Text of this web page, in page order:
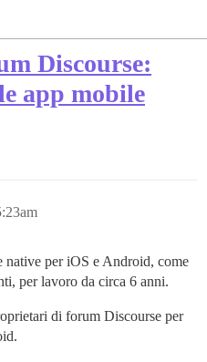
Discourse:
app mobile
native per iOS e Android, come
per lavoro da circa 6 anni.
di forum Discourse per